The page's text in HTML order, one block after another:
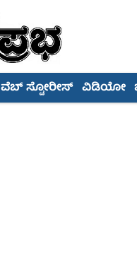
ವೆಬ್ ಸ್ಟೋರೀಸ್ ವಿಡಿಯೋ